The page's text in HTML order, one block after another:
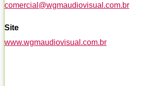
comercial@wgmaudiovisual.com.br
Site
www.wgmaudiovisual.com.br